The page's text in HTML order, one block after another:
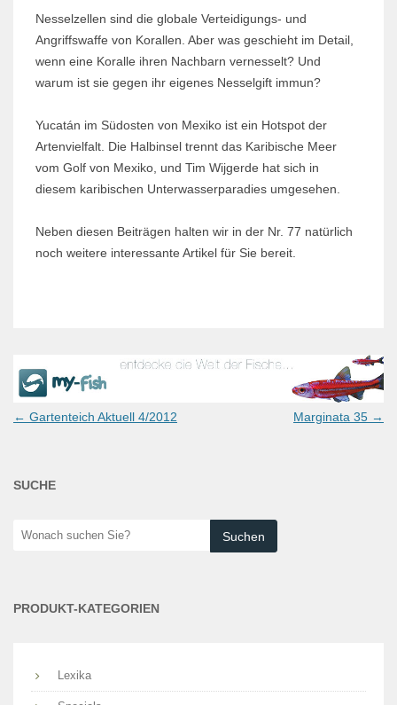
Nesselzellen sind die globale Verteidigungs- und
Angriffswaffe von Korallen. Aber was geschieht im Detail,
wenn eine Koralle ihren Nachbarn vernesselt? Und
warum ist sie gegen ihr eigenes Nesselgift immun?
Yucatán im Südosten von Mexiko ist ein Hotspot der
Artenvielfalt. Die Halbinsel trennt das Karibische Meer
vom Golf von Mexiko, und Tim Wijgerde hat sich in
diesem karibischen Unterwasserparadies umgesehen.
Neben diesen Beiträgen halten wir in der Nr. 77 natürlich
noch weitere interessante Artikel für Sie bereit.
Post
← Gartenteich Aktuell 4/2012 Marginata 35 →
SUCHE
Wonach
PRODUKT-KATEGORIEN
Lexika